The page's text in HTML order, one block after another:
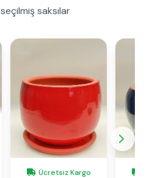
saksılar
Ücretsiz Kargo